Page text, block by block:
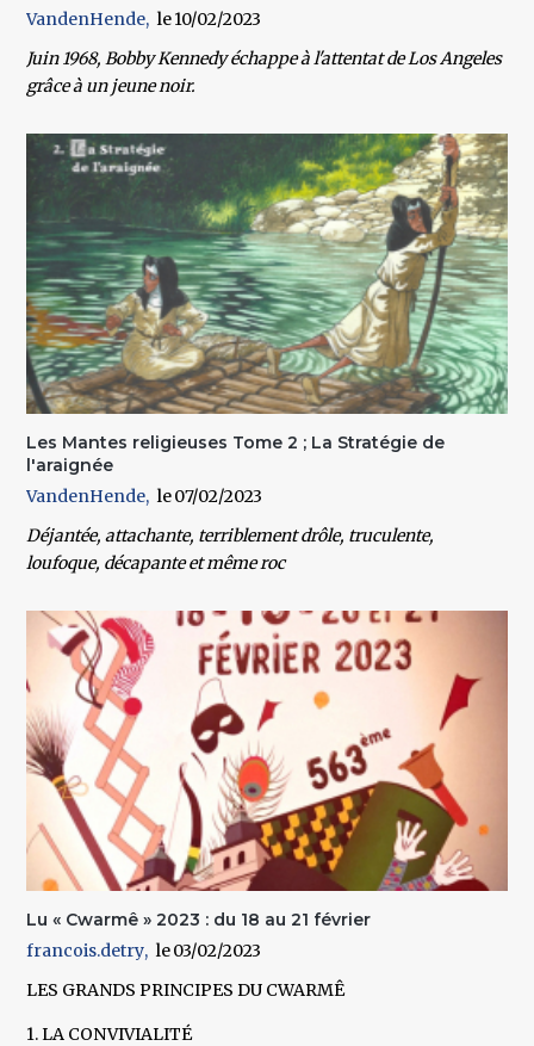
VandenHende
10/02/2023
Juin 1968, Bobby Kennedy échappe à l'attentat de Los Angeles
grâce à un jeune noir.
Les Mantes religieuses Tome 2 ; La Stratégie de
l'araignée
VandenHende
07/02/2023
Déjantée, attachante, terriblement drôle, truculente,
loufoque, décapante et même roc
Lu « Cwarmê » 2023 : du 18 au 21 février
francois.detry
03/02/2023
LES GRANDS PRINCIPES DU CWARMÊ
1. LA CONVIVIALITÉ